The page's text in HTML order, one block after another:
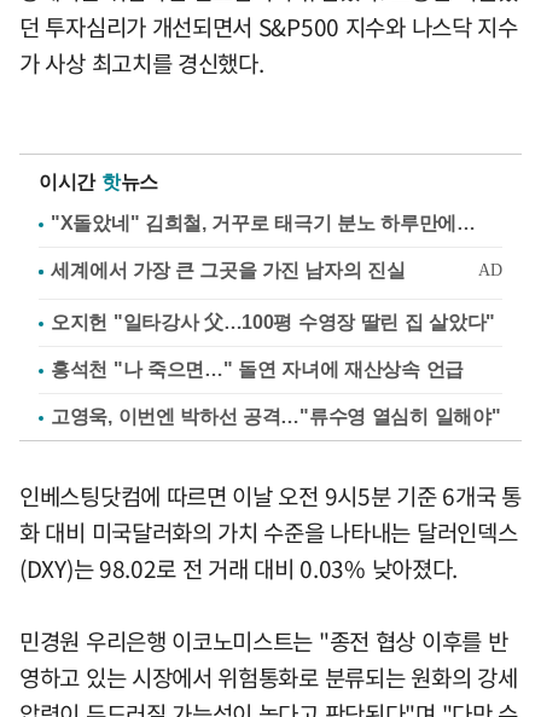
던 투자심리가 개선되면서 S&P500 지수와 나스닥 지수
가 사상 최고치를 경신했다.
이시간 핫뉴스
"X돌았네" 김희철, 거꾸로 태극기 분노 하루만에…
오지헌 "일타강사 父…100평 수영장 딸린 집 살았다"
홍석천 "나 죽으면…" 돌연 자녀에 재산상속 언급
고영욱, 이번엔 박하선 공격…"류수영 열심히 일해야"
인베스팅닷컴에 따르면 이날 오전 9시5분 기준 6개국 통
화 대비 미국달러화의 가치 수준을 나타내는 달러인덱스
(DXY)는 98.02로 전 거래 대비 0.03% 낮아졌다.
민경원 우리은행 이코노미스트는 "종전 협상 이후를 반
영하고 있는 시장에서 위험통화로 분류되는 원화의 강세